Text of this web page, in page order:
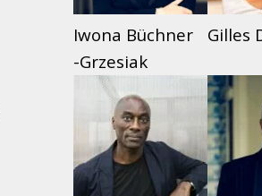
Iwona Büchner
-Grzesiak
Gilles